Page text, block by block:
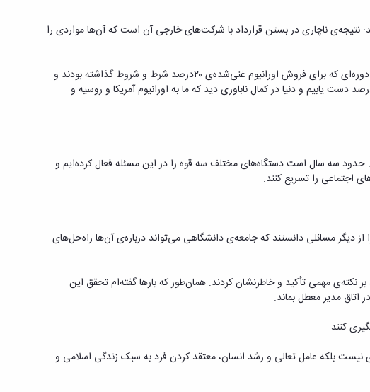
نتیجه‌ی ناچاری در بستن قرارداد با شرکت‌های خارجی آن است که آن‌ها مواردی را
حضرت آیت‌الله خامنه‌ای تجربه‌ی غنی‌سازی ۲۰درصد را نمونه‌ای درخشان از توانایی و استعداد جوانان کشور برشمردند و خاطرنشان کردند: در دوره‌ای که برای فروش اورانیوم غنی‌شده‌ی ۲۰درصد شرط و شروط گذاشته بودند و
مسئولان نیز به دادن امتیازاتی در این زمینه گرایش پیدا کرده بودند، با تلاش جوانان و با پافشاری و استقامت توانستیم به اورانیوم ۲۰درصد دست یابیم و دنیا در کمال ناباوری دید که ما به اورانیوم آمریکا و روسیه و
حدود سه سال است دستگاه‌های مختلف سه قوه را در این مسئله فعال کرده‌ایم و
اجتماعی را تسریع کنند.
دیگر مسائلی دانستند که جامعه‌ی دانشگاهی می‌تواند درباره‌ی آن‌ها راه‌حل‌های
مهمی تأکید و خاطرنشان کردند: همان‌طور که بارها گفته‌ام تحقق این
اتاق مدیر معطل بماند.
کنند.
بلکه عامل تعالی و رشد انسان، معتقد کردن فرد به سبک زندگی اسلامی و